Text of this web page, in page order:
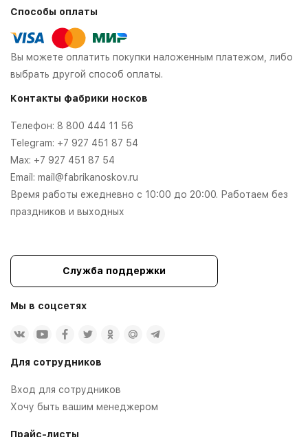
Способы оплаты
Вы можете оплатить покупки наложенным платежом, либо
выбрать другой способ оплаты.
Контакты фабрики носков
Телефон: 8 800 444 11 56
Telegram: +7 927 451 87 54
Max: +7 927 451 87 54
Email: mail@fabrikanoskov.ru
Время работы ежедневно с 10:00 до 20:00. Работаем без
праздников и выходных
Служба поддержки
Мы в соцсетях
Для сотрудников
Вход для сотрудников
Хочу быть вашим менеджером
Прайс-листы